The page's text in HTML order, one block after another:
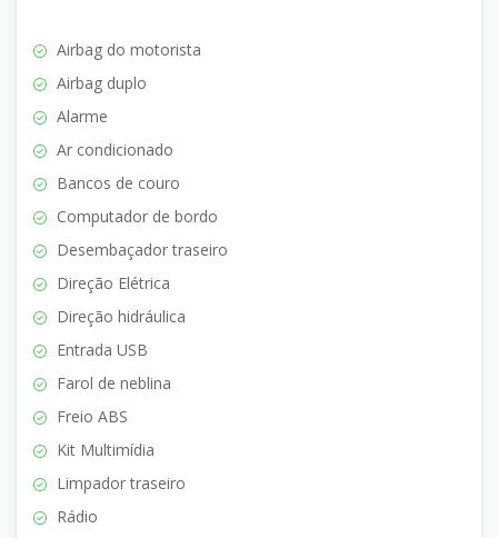
Airbag do motorista
Airbag duplo
Alarme
Ar condicionado
Bancos de couro
Computador de bordo
Desembaçador traseiro
Direção Elétrica
Direção hidráulica
Entrada USB
Farol de neblina
Freio ABS
Kit Multimídia
Limpador traseiro
Rádio